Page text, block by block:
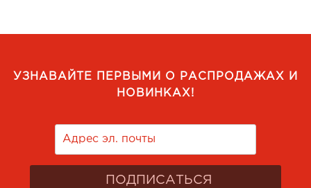
УЗНАВАЙТЕ ПЕРВЫМИ О РАСПРОДАЖАХ И
НОВИНКАХ!